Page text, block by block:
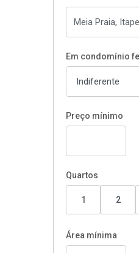
Em condomínio
Preço mínimo
Quartos
1 2
Área mínima